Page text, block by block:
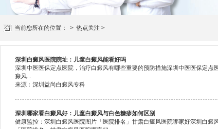
当前您所在的位置： > 热点关注 >
深圳白癜风医院院址：儿童白癜风能看好吗
深圳中医医保定点医院，治疗白癜风有哪些重要的预防措施深圳中医医保定点
癜风...
来源：深圳益尚白癜风专科
深圳哪家看白癜风好：儿童白癜风与白色糠疹如何区别
健康监控：深圳白癜风医院图片「医院排名」甘肃白癜风医院哪家好深圳白癜